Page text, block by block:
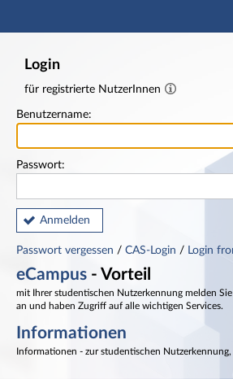
Hauptnavigation
Login
für registrierte NutzerInnen
Benutzername:
Passwort:
Anmelden
Passwort vergessen / CAS-Login / Login
eCampus - Vorteil
mit Ihrer studentischen Nutzerkennung melden
an und haben Zugriff auf alle wichtigen Services.
Informationen
Informationen - zur studentischen Nutzerkennung,